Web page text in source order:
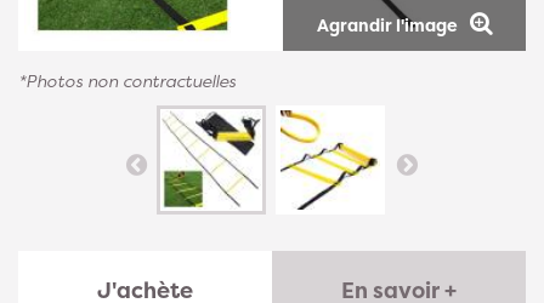
Agrandir l'image
*Photos non contractuelles
J'achète En savoir +